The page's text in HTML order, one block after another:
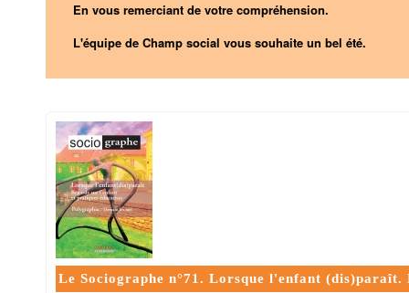
En vous remerciant de votre compréhension.
L'équipe de Champ social vous souhaite un bel été.
Le Sociographe n°71. Lorsque l'enfant